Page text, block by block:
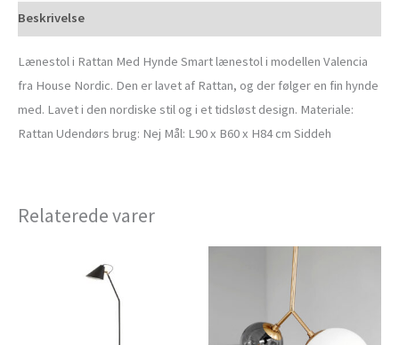
Beskrivelse
Lænestol i Rattan Med Hynde Smart lænestol i modellen Valencia
fra House Nordic. Den er lavet af Rattan, og der følger en fin hynde
med. Lavet i den nordiske stil og i et tidsløst design. Materiale:
Rattan Udendørs brug: Nej Mål: L90 x B60 x H84 cm Siddeh
Relaterede varer